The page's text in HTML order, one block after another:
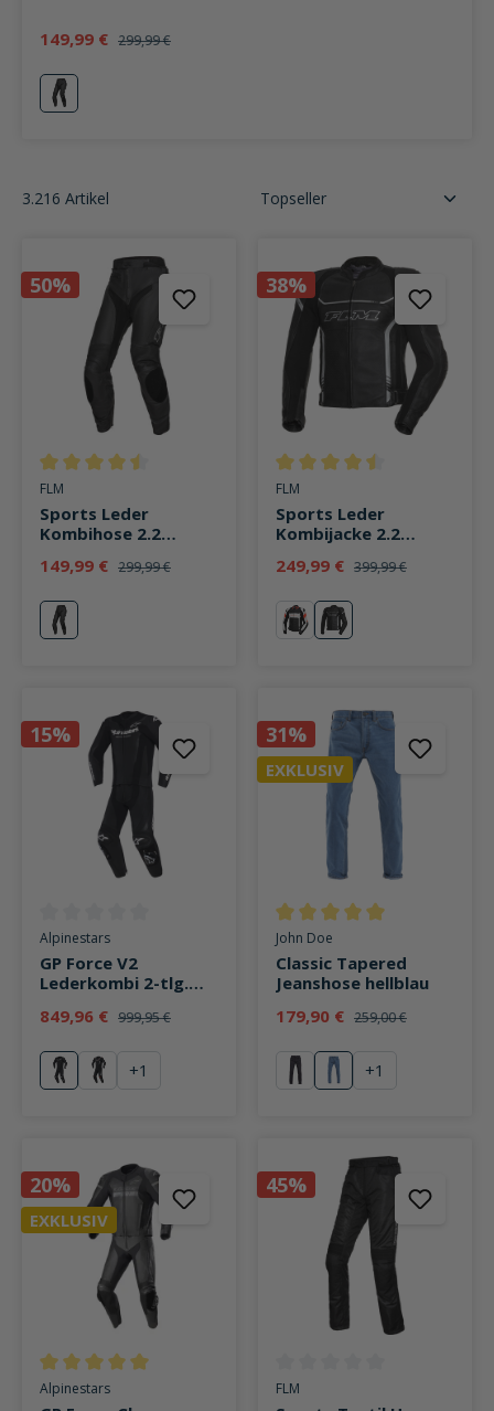
149,99 € 299,99 €
silber
3.216 Artikel
50%
Durchschnittliche Bewertung von 4.6 von 5 Sternen
FLM
Sports Leder
Kombihose 2.2
149,99 € 299,99 €
silber
38%
Durchschnittliche Bewertung
FLM
Sports Leder
Kombijacke 2.2
249,99 € 399,99 €
grausilber
15%
Durchschnittliche Bewertung von 0 von 5 Sternen
Alpinestars
GP Force V2
Lederkombi 2-tlg.
849,96 € 999,95 €
schwarzschwarz/weiß/fluo rot
+1
31%
EXKLUSIV
Durchschnittliche Bewertung
John Doe
Classic Tapered
Jeanshose hellblau
179,90 € 259,00 €
schwarzhellblau
+1
20%
EXKLUSIV
Durchschnittliche Bewertung von 5 von 5 Sternen
Alpinestars
45%
Durchschnittliche Bewertung
FLM